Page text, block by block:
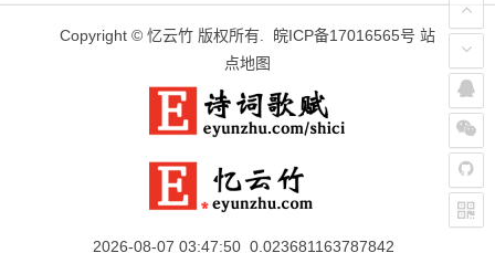
Copyright © 忆云竹 版权所有. 皖ICP备17016565号 站
点地图
2026-08-07 03:47:50 0.023681163787842